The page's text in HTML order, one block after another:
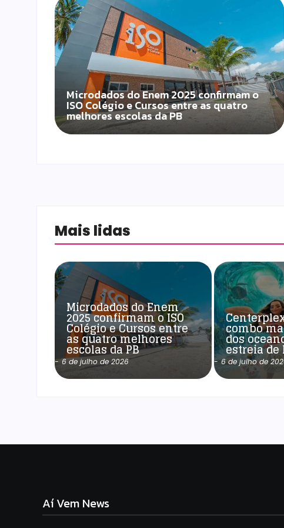
Microdados do Enem 2025 confirmam o
ISO Colégio e Cursos entre as quatro
melhores escolas da PB
Mais lidas
Microdados do Enem
2025 confirmam o ISO
Colégio e Cursos entre
as quatro melhores
escolas da PB
- 6 de julho de 2026
combo
dos
estreia
- 6 de julho de
Aí Vem News